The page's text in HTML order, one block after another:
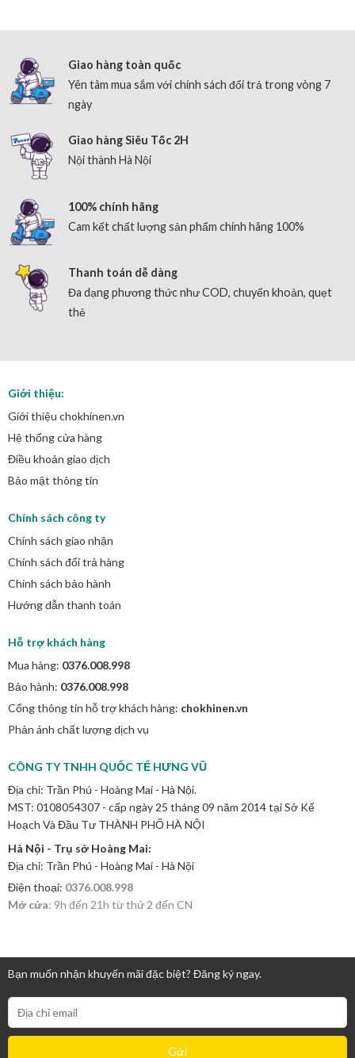
Giao hàng toàn quốc
Yên tâm mua sắm với chính sách đổi trả trong vòng 7
ngày
Giao hàng Siêu Tốc 2H
Nội thành Hà Nội
100% chính hãng
Cam kết chất lượng sản phẩm chính hãng 100%
Thanh toán dễ dàng
Đa dạng phương thức như COD, chuyển khoản, quẹt
thẻ
Giới thiệu:
Giới thiệu chokhinen.vn
Hệ thống cửa hàng
Điều khoản giao dịch
Bảo mật thông tin
Chính sách công ty
Chính sách giao nhận
Chính sách đổi trả hàng
Chính sách bảo hành
Hướng dẫn thanh toán
Hỗ trợ khách hàng
Mua hàng: 0376.008.998
Bảo hành: 0376.008.998
Cổng thông tin hỗ trợ khách hàng: chokhinen.vn
Phản ánh chất lượng dịch vụ
CÔNG TY TNHH QUỐC TẾ HƯNG VŨ
Địa chỉ: Trần Phú - Hoàng Mai - Hà Nội.
MST: 0108054307 - cấp ngày 25 tháng 09 năm 2014 tại Sở Kế
Hoạch Và Đầu Tư THÀNH PHỐ HÀ NỘI
Hà Nội - Trụ sở Hoàng Mai:
Địa chỉ: Trần Phú - Hoàng Mai - Hà Nội
Điện thoại: 0376.008.998
Mở cửa: 9h đến 21h từ thứ 2 đến CN
Bạn muốn nhận khuyến mãi đặc biệt? Đăng ký ngay.